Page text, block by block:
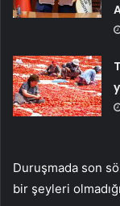
Duruşmada son
bir şeyleri